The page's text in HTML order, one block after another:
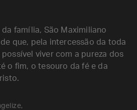
família, São Maximiliano
que, pela intercessão da toda
possível viver com a pureza dos
o fim, o tesouro da fé e da